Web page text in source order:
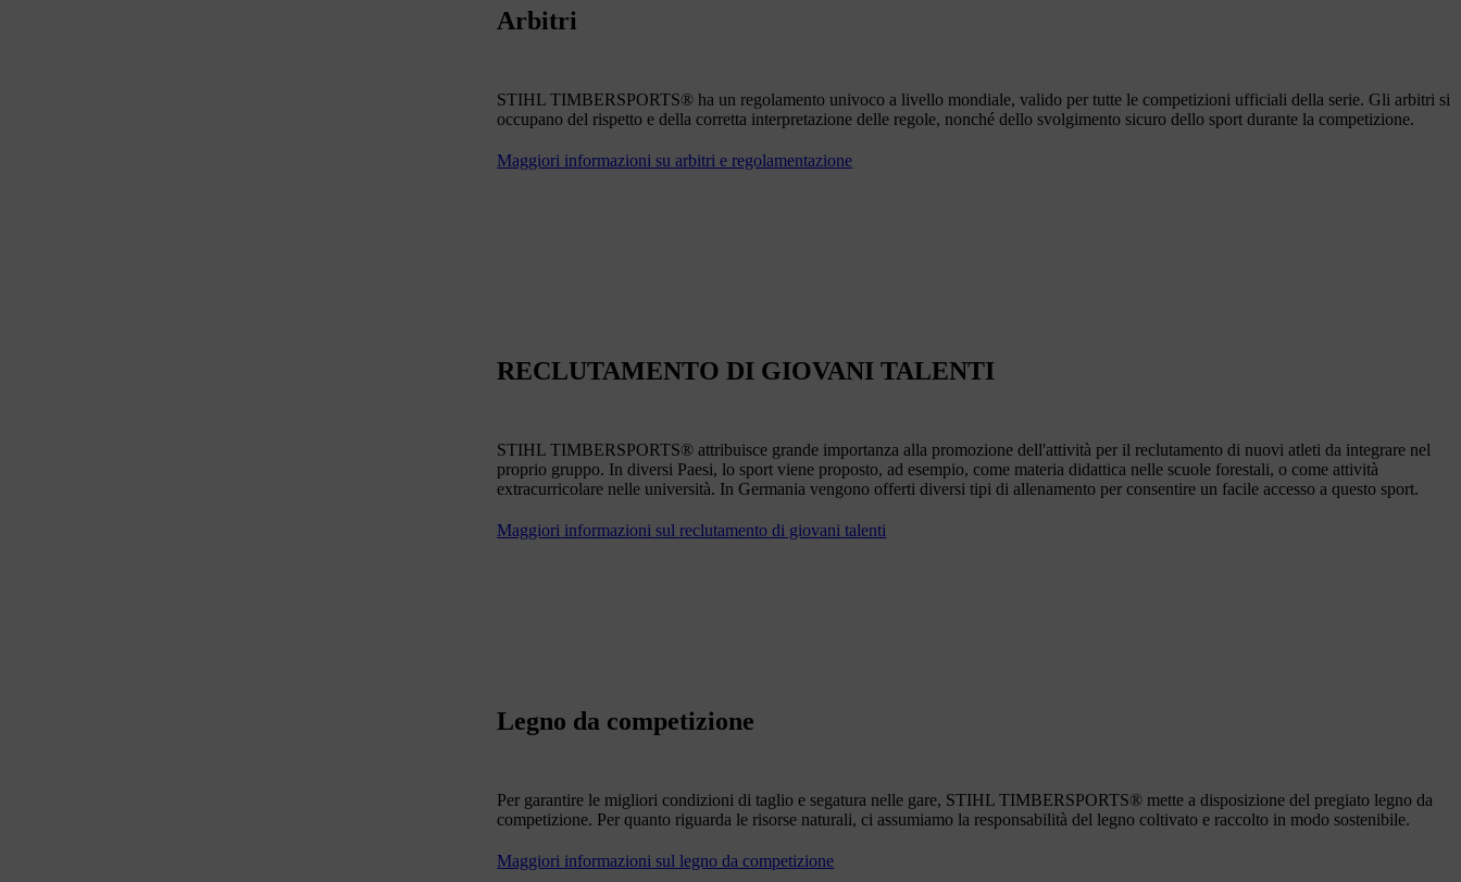
Arbitri
STIHL TIMBERSPORTS® ha un regolamento univoco a livello mondiale, valido per tutte le competizioni ufficiali della serie. Gli arbitri si
occupano del rispetto e della corretta interpretazione delle regole, nonché dello svolgimento sicuro dello sport durante la competizione.
Maggiori informazioni su arbitri e regolamentazione
RECLUTAMENTO DI GIOVANI TALENTI
STIHL TIMBERSPORTS® attribuisce grande importanza alla promozione dell'attività per il reclutamento di nuovi atleti da integrare nel
proprio gruppo. In diversi Paesi, lo sport viene proposto, ad esempio, come materia didattica nelle scuole forestali, o come attività
extracurricolare nelle università. In Germania vengono offerti diversi tipi di allenamento per consentire un facile accesso a questo sport.
Maggiori informazioni sul reclutamento di giovani talenti
Legno da competizione
Per garantire le migliori condizioni di taglio e segatura nelle gare, STIHL TIMBERSPORTS® mette a disposizione del pregiato legno da
competizione. Per quanto riguarda le risorse naturali, ci assumiamo la responsabilità del legno coltivato e raccolto in modo sostenibile.
Maggiori informazioni sul legno da competizione